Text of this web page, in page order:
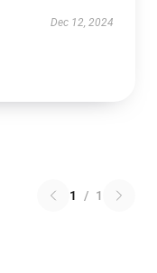
Dec 12, 2024
1 / 1